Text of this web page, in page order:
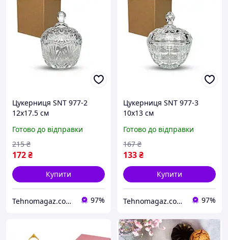
Цукерниця SNT 977-2
12х17.5 см
Готово до відправки
172₴
215 ₴
Купити
Tehnomagaz.com.ua - це передовий інтернет-магазин, спеціалізуючийся на продажу техніки 97%
Цукерниця SNT 977-3
10х13 см
Готово до відправки
133₴
167 ₴
Купити
Tehnomagaz.com.ua - це передовий інтернет-магазин, спеціалізуючийся на продажу техніки 97%